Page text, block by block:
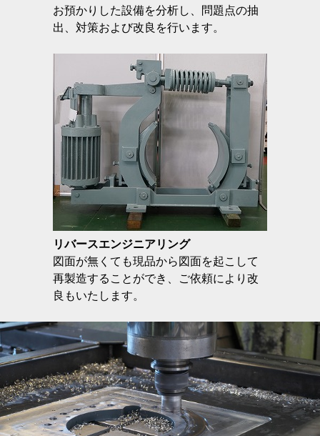
お預かりした設備を分析し、問題点の抽
出、対策および改良を行います。
リバースエンジニアリング
図面が無くても現品から図面を起こして
再製造することができ、ご依頼により改
良もいたします。